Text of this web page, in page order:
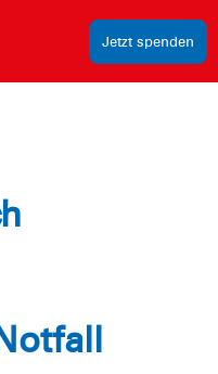
Jetzt spenden